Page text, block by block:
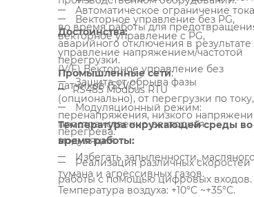
Достоинства:
Векторное управление без PG,
векторное управление с PG,
управление напряжением/частотой
(V/F) Векторное управление без
датчиков (SLVC).
Модуляционный режим:
пространственно-векторная
модуляция.
Реализация различных скоростей
работы с помощью цифровых входов.
Автоматическое ограничение тока
во время работы для
аварийного отключения в результате
перегрузки.
Защита от обрыва фазы
(опционально), от перегрузки по току,
перенапряжения, низкого
перегрева.
Промышленные сети:
RS485 Modbus RTU
Температура окружающей среды во
время работы:
Избегать запыленности,
тумана и агрессивных газов.
Температура воздуха: +10°C ~+35°C.